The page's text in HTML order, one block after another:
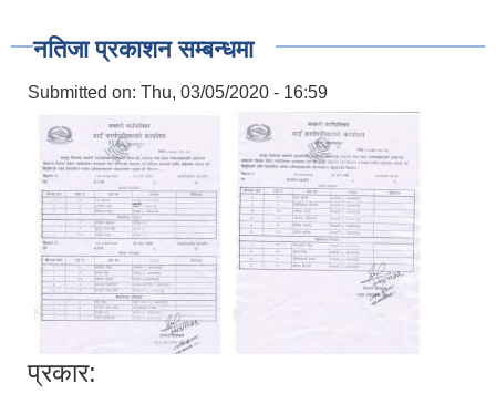
नतिजा प्रकाशन सम्बन्धमा
Submitted on: Thu, 03/05/2020 - 16:59
प्रकार: